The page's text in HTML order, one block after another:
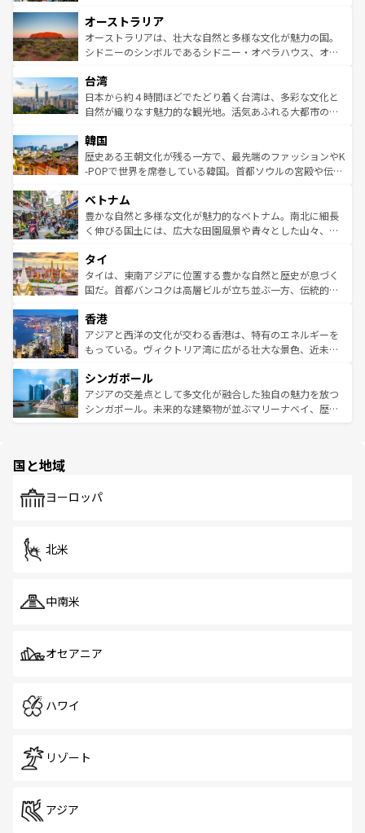
部のニューオーリンズでは、音楽と美食が融合した独特の
文化が魅力。旅行者はアメリカの各地域で異なる魅力を楽
しみながら、その多様性と豊かな歴史を感じることができ
ならではの贅沢な旅のスタイルだ。 なお、新着のアメリカ
情報はコンテンツ一覧を参照してほしい。
ワイ島は見逃せない。また、定番の観光地といえばオアフ
島だが、静かな自然を求めるならマウイ島やカウアイ島が
おすすめ。エメラルドグリーンに輝く海をはじめ、豊かな
れるおもてなしの心で訪れる人々を迎えてくれるハワイの
人々、おいしいローカルフードやハワイアンミュージッ
ク、伝統的なフラダンスなど、すべてがハワイの魅力を彩
ワイを、存分に味わってほしい。 なお、新着のハワイ情報
はコンテンツ一覧を参照してほしい。
オーストラリア
オーストラリアは、壮大な自然と多様な文化が魅力の国。
シドニーのシンボルであるシドニー・オペラハウス、オー
リアリーフや大陸中央部にそびえるウルル（エアーズロッ
ク）、タスマニアの美しい原生林やケアンズの熱帯雨林な
ど、見どころがたくさん。また、カフェやワイン、オージ
いる。アクティビティも充実しており、サーフィンやダイ
ビング、ハイキングなど、アウトドア好きにはたまらな
い。オーストラリアの多彩な魅力を存分に味わいつくそ
参照してほしい。
台湾
日本から約４時間ほどでたどり着く台湾は、多彩な文化と
自然が織りなす魅力的な観光地。活気あふれる大都市の台
ン）、静ひつな山岳地帯である台湾東部など、都市の喧騒
と山間の静けさが共存しており、訪れる人に新しい発見と
驚きをもたらしてくれる。また、奥深い台湾の食文化も魅
容にもいいと評判のスイーツなど、バラエティ豊かな料理
が味わえる。 なお、新着の台湾情報は コンテンツ一覧を参
照してほしい。
韓国
歴史ある王朝文化が残る一方で、最先端のファッションやK
-POPで世界を席巻している韓国。首都ソウルの宮殿や伝統
き、地方に足を延ばせば四季折々の自然美を楽しむことが
できる。そして、キムチや焼肉、絶品のストリートフード
まで、さまざまな韓国料理が待っている。夜には、韓国な
リティに包まれながら、韓国の多彩な魅力を心ゆくまで味
わってみてほしい。 なお、新着の韓国情報はコンテンツ一
覧を参照してほしい。
ベトナム
豊かな自然と多様な文化が魅力的なベトナム。南北に細長
く伸びる国土には、広大な田園風景や青々とした山々、世
急速な発展と共に伝統が息づく。ハノイの古い町並みやホ
ーチミン市のフランス統治時代の建物も、独特の雰囲気を
醸し出している。また、バラエティの豊かさとおいしさで
とつ。フォーやバインミー、ベトナムコーヒーなどは、ぜ
ひ現地で味わいたい。どの地域を訪れてもあたたかい人々
が旅行者を迎えてくれるので、きっと忘れられない旅にな
参照してほしい。
タイ
タイは、東南アジアに位置する豊かな自然と歴史が息づく
国だ。首都バンコクは高層ビルが立ち並ぶ一方、伝統的な
の活気が交差している。北部ではチェンマイなどの山岳地
帯で自然と触れ合い、南部ではプーケットやクラビの美し
いビーチでリゾート気分を楽しむことができる。タイ料理
激する。気候は一年中温暖で、どの季節にも異なる楽しみ
が待っている。親しみやすいタイの人々、仏教を中心とし
た文化、そして多様な観光資源が、訪れる旅人を魅了し続
香港
アジアと西洋の文化が交わる香港は、特有のエネルギーを
もっている。ヴィクトリア湾に広がる壮大な景色、近未来
み、どこを訪れても感動するはず。観光スポットが密集し
ており、効率よく見どころを回れるのも魅力。息をのむよ
うな絶景から文化的な体験まで、香港を存分に楽しみ尽く
シンガポール
アジアの交差点として多文化が融合した独自の魅力を放つ
シンガポール。未来的な建築物が並ぶマリーナベイ、歴史
で、ホーカーズは地元の風情を楽しめる外せないスポット
国と地域
ヨーロッパ
北米
中南米
オセアニア
ハワイ
リゾート
アジア